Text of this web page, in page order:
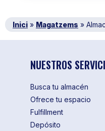
Inici » Magatzems »
NUESTROS
Busca tu almacén
Ofrece tu espacio
Fulfillment
Depósito